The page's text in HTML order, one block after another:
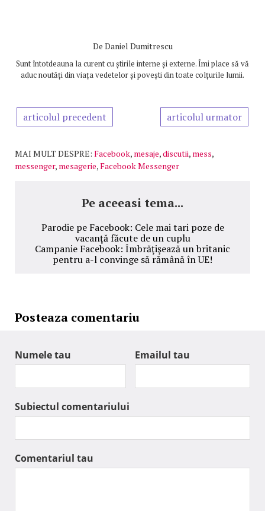
De Daniel Dumitrescu
Sunt întotdeauna la curent cu știrile interne și externe. Îmi place să vă
aduc noutăți din viața vedetelor și povești din toate colțurile lumii.
articolul precedent articolul urmator
MAI MULT DESPRE: Facebook, mesaje,discutii, mess,
messenger, mesagerie,Facebook Messenger
Pe aceeasi tema...
Parodie pe Facebook: Cele mai tari poze de
vacanţă făcute de un cuplu
Campanie Facebook: Îmbrăţişează un britanic
pentru a-l convinge să rămână în UE!
Posteaza comentariu
Numele tau Emailul tau
Subiectul comentariului
Comentariul tau